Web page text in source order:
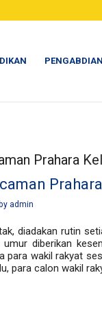
PENGABDIAN
Prahara
by admin
diadakan rutin
diberikan
para wakil rakyat
para calon wakil